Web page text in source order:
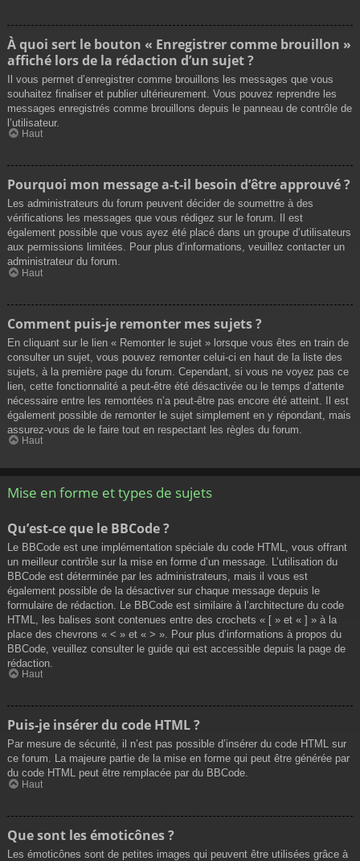
À quoi sert le bouton « Enregistrer comme brouillon »
affiché lors de la rédaction d’un sujet ?
Il vous permet d’enregistrer comme brouillons les messages que vous
souhaitez finaliser et publier ultérieurement. Vous pouvez reprendre les
messages enregistrés comme brouillons depuis le panneau de contrôle de
l’utilisateur.
Haut
Pourquoi mon message a-t-il besoin d’être approuvé ?
Les administrateurs du forum peuvent décider de soumettre à des
vérifications les messages que vous rédigez sur le forum. Il est
également possible que vous ayez été placé dans un groupe d’utilisateurs
aux permissions limitées. Pour plus d’informations, veuillez contacter un
administrateur du forum.
Haut
Comment puis-je remonter mes sujets ?
En cliquant sur le lien « Remonter le sujet » lorsque vous êtes en train de
consulter un sujet, vous pouvez remonter celui-ci en haut de la liste des
sujets, à la première page du forum. Cependant, si vous ne voyez pas ce
lien, cette fonctionnalité a peut-être été désactivée ou le temps d’attente
nécessaire entre les remontées n’a peut-être pas encore été atteint. Il est
également possible de remonter le sujet simplement en y répondant, mais
assurez-vous de le faire tout en respectant les règles du forum.
Haut
Mise en forme et types de sujets
Qu’est-ce que le BBCode ?
Le BBCode est une implémentation spéciale du code HTML, vous offrant
un meilleur contrôle sur la mise en forme d’un message. L’utilisation du
BBCode est déterminée par les administrateurs, mais il vous est
également possible de la désactiver sur chaque message depuis le
formulaire de rédaction. Le BBCode est similaire à l’architecture du code
HTML, les balises sont contenues entre des crochets « [ » et « ] » à la
place des chevrons « < » et « > ». Pour plus d’informations à propos du
BBCode, veuillez consulter le guide qui est accessible depuis la page de
rédaction.
Haut
Puis-je insérer du code HTML ?
Par mesure de sécurité, il n’est pas possible d’insérer du code HTML sur
ce forum. La majeure partie de la mise en forme qui peut être générée par
du code HTML peut être remplacée par du BBCode.
Haut
Que sont les émoticônes ?
Les émoticônes sont de petites images qui peuvent être utilisées grâce à